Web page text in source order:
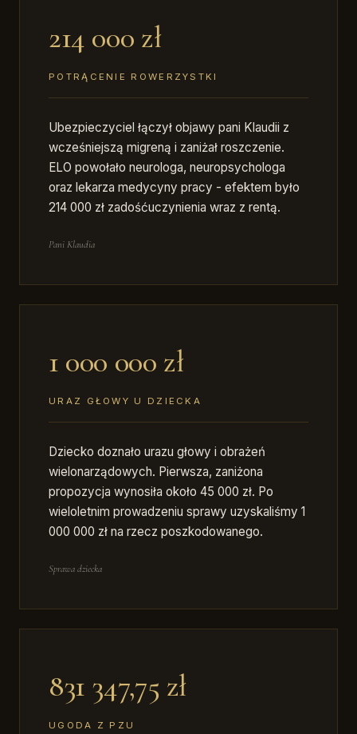
214 000 zł
POTRĄCENIE ROWERZYSTKI
Ubezpieczyciel łączył objawy pani Klaudii z
wcześniejszą migreną i zaniżał roszczenie.
ELO powołało neurologa, neuropsychologa
oraz lekarza medycyny pracy - efektem było
214 000 zł zadośćuczynienia wraz z rentą.
Pani Klaudia
1 000 000 zł
URAZ GŁOWY U DZIECKA
Dziecko doznało urazu głowy i obrażeń
wielonarządowych. Pierwsza, zaniżona
propozycja wynosiła około 45 000 zł. Po
wieloletnim prowadzeniu sprawy uzyskaliśmy 1
000 000 zł na rzecz poszkodowanego.
Sprawa dziecka
831 347,75 zł
UGODA Z PZU